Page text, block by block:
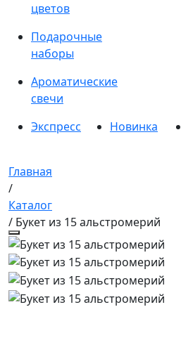
цветов
Подарочные
наборы
Ароматические
свечи
Экспресс
Новинка
Главная
/
Каталог
/ Букет из 15 альстромерий